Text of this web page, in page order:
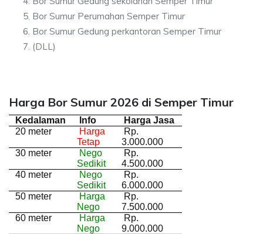
Bor Sumur Perumahan Semper Timur
Bor Sumur Gedung perkantoran Semper Timur
(DLL)
Harga Bor Sumur 2026 di Semper Timur
Kedalaman Info
Harga Jasa
20 meter
Harga
Tetap
Rp.
3.000.000
30 meter
Nego
Sedikit
Rp.
4.500.000
40 meter
Nego
Sedikit
Rp.
6.000.000
50 meter
Harga
Nego
Rp.
7.500.000
60 meter
Harga
Nego
Rp.
9.000.000